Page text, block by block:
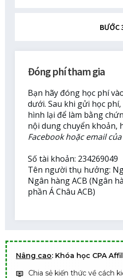
BƯỚC
Đóng phí tham gia
Bạn hãy đóng học phí
dưới. Sau khi gửi học
hình lại để làm bằng
nội dung chuyển khoản,
Facebook hoặc email
Số tài khoản: 234269049
Tên người thụ hưởng:
Ngân hàng ACB (Ngân
phần Á Châu ACB)
Nâng cao: Khóa học CPA
Chia sẻ kiến thức về cách